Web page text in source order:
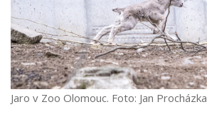
Jaro v Zoo Olomouc. Foto: Jan Procházka